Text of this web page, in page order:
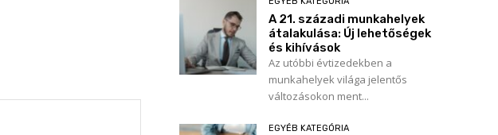
A 21. századi munkahelyek
átalakulása: Új lehetőségek
és kihívások
Az utóbbi évtizedekben a
munkahelyek világa jelentős
változásokon ment...
EGYÉB KATEGÓRIA